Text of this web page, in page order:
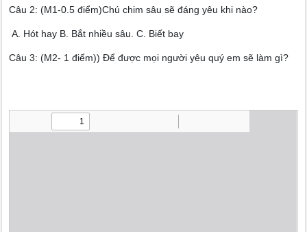
Câu 2: (M1-0.5 điểm)Chú chim sâu sẽ đáng yêu khi nào?
A. Hót hay B. Bắt nhiều sâu. C. Biết bay
Câu 3: (M2- 1 điểm)) Để được mọi người yêu quý em sẽ làm gì?